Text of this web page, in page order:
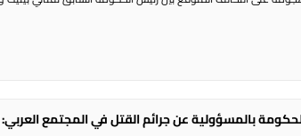
بالمسؤولية عن جرائم القتل في المجتمع العربي: